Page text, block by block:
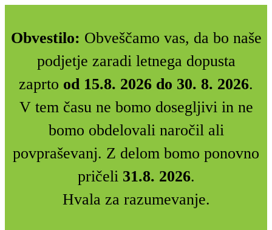
Obvestilo: Obveščamo vas, da bo naše
podjetje zaradi letnega dopusta
zaprto od 15.8. 2026 do 30. 8. 2026.
V tem času ne bomo dosegljivi in ne
bomo obdelovali naročil ali
povpraševanj. Z delom bomo ponovno
pričeli 31.8. 2026.
Hvala za razumevanje.